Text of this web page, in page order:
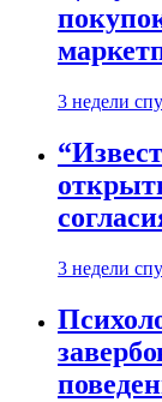
3 недели
3 недели